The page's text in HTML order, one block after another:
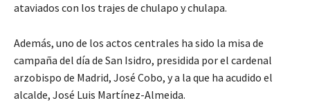
ataviados con los trajes de chulapo y chulapa.
Además, uno de los actos centrales ha sido la misa de
campaña del día de San Isidro, presidida por el cardenal
arzobispo de Madrid, José Cobo, y a la que ha acudido el
alcalde, José Luis Martínez-Almeida.